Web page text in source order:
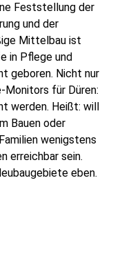
Feststellung der
und der
Mittelbau ist
in Pflege und
geboren. Nicht nur
Monitors für Düren:
werden. Heißt: will
Bauen oder
wenigstens
erreichbar sein.
eben.